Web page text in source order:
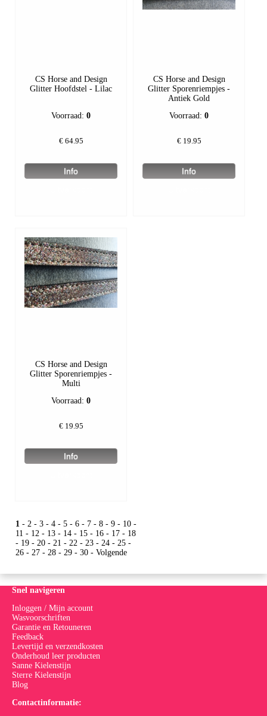
CS Horse and Design
Glitter Hoofdstel - Lilac
Voorraad:0
€ 64.95
CS Horse and Design
Glitter Sporenriempjes -
Antiek Gold
Voorraad:0
€ 19.95
CS Horse and Design
Glitter Sporenriempjes -
Multi
Voorraad:0
€ 19.95
1 - 2 - 3 - 4 - 5 - 6 - 7 - 8 - 9 - 10 -
11 - 12 - 13 - 14 - 15 - 16 - 17 - 18
- 19 - 20 - 21 - 22 - 23 - 24 - 25 -
26 - 27 - 28 - 29 - 30 - Volgende
Snel navigeren
Inloggen / Mijn account
Wasvoorschriften
Garantie en Retouneren
Feedback
Levertijd en verzendkosten
Onderhoud leer producten
Sanne Kielenstijn
Sterre Kielenstijn
Blog
Contactinformatie: